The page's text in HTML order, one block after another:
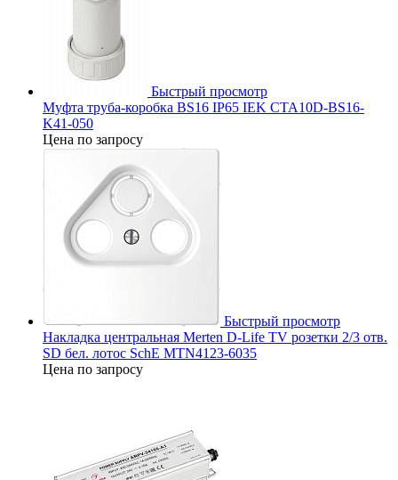
Быстрый просмотр
Муфта труба-коробка BS16 IP65 IEK CTA10D-BS16-
K41-050
Цена по запросу
Быстрый просмотр
Накладка центральная Merten D-Life TV розетки 2/3 отв.
SD бел. лотос SchE MTN4123-6035
Цена по запросу